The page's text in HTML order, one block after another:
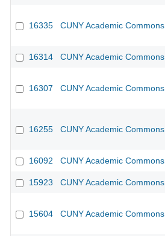
16335 CUNY Academic Commons
16314 CUNY Academic Commons
16307 CUNY Academic Commons
16255 CUNY Academic Commons
16092 CUNY Academic Commons
15923 CUNY Academic Commons
15604 CUNY Academic Commons